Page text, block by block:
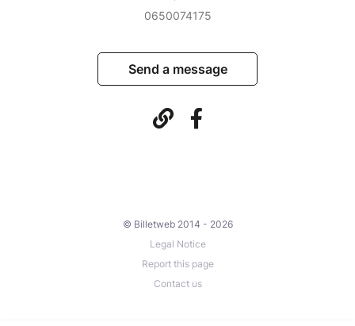
0650074175
Send a message
© Billetweb 2014 - 2026
Legal Notice
Report this page
Contact us